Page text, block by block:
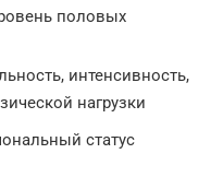
половых
интенсивность,
нагрузки
статус